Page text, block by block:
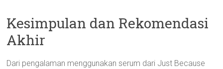
Kesimpulan dan Rekomendasi
Akhir
Dari pengalaman menggunakan serum dari Just Because